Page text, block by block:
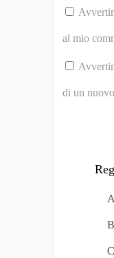
al mio
di un